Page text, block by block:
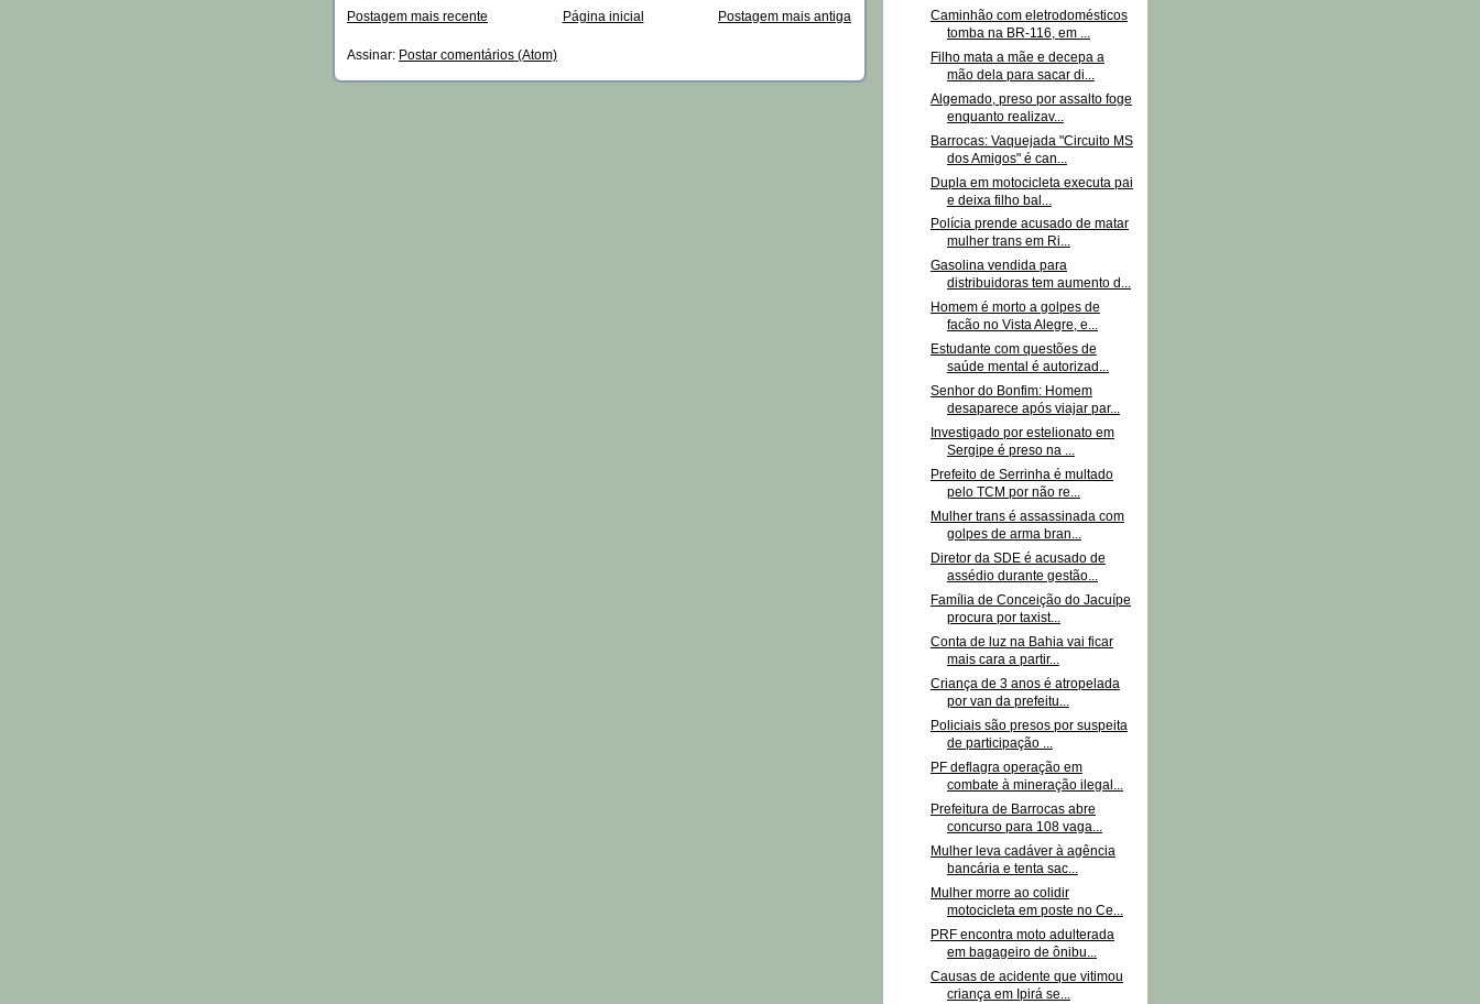
Postagem mais recente Postagem mais antiga
Página inicial
Assinar: Postar comentários (Atom)
Caminhão com eletrodomésticos
tomba na BR-116, em ...
Filho mata a mãe e decepa a
mão dela para sacar di...
Algemado, preso por assalto foge
enquanto realizav...
Barrocas: Vaquejada "Circuito MS
dos Amigos" é can...
Dupla em motocicleta executa pai
e deixa filho bal...
Polícia prende acusado de matar
mulher trans em Ri...
Gasolina vendida para
distribuidoras tem aumento d...
Homem é morto a golpes de
facão no Vista Alegre, e...
Estudante com questões de
saúde mental é autorizad...
Senhor do Bonfim: Homem
desaparece após viajar par...
Investigado por estelionato em
Sergipe é preso na ...
Prefeito de Serrinha é multado
pelo TCM por não re...
Mulher trans é assassinada com
golpes de arma bran...
Diretor da SDE é acusado de
assédio durante gestão...
Família de Conceição do Jacuípe
procura por taxist...
Conta de luz na Bahia vai ficar
mais cara a partir...
Criança de 3 anos é atropelada
por van da prefeitu...
Policiais são presos por suspeita
de participação ...
PF deflagra operação em
combate à mineração ilegal...
Prefeitura de Barrocas abre
concurso para 108 vaga...
Mulher leva cadáver à agência
bancária e tenta sac...
Mulher morre ao colidir
motocicleta em poste no Ce...
PRF encontra moto adulterada
em bagageiro de ônibu...
Causas de acidente que vitimou
criança em Ipirá se...